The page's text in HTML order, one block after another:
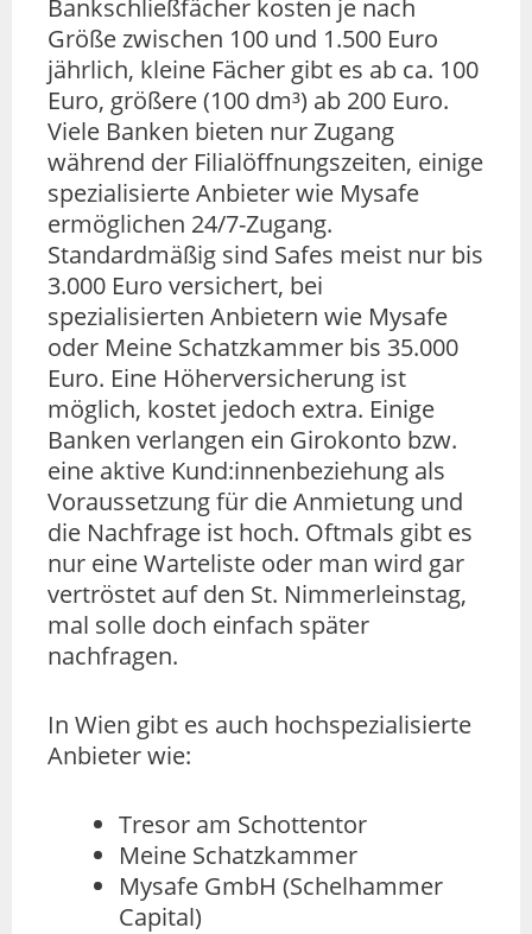
Bankschließfächer kosten je nach
Größe zwischen 100 und 1.500 Euro
jährlich, kleine Fächer gibt es ab ca. 100
Euro, größere (100 dm³) ab 200 Euro.
Viele Banken bieten nur Zugang
während der Filialöffnungszeiten, einige
spezialisierte Anbieter wie Mysafe
ermöglichen 24/7-Zugang.
Standardmäßig sind Safes meist nur bis
3.000 Euro versichert, bei
spezialisierten Anbietern wie Mysafe
oder Meine Schatzkammer bis 35.000
Euro. Eine Höherversicherung ist
möglich, kostet jedoch extra. Einige
Banken verlangen ein Girokonto bzw.
eine aktive Kund:innenbeziehung als
Voraussetzung für die Anmietung und
die Nachfrage ist hoch. Oftmals gibt es
nur eine Warteliste oder man wird gar
vertröstet auf den St. Nimmerleinstag,
mal solle doch einfach später
nachfragen.
In Wien gibt es auch hochspezialisierte
Anbieter wie:
Tresor am Schottentor
Meine Schatzkammer
Mysafe GmbH (Schelhammer
Capital)